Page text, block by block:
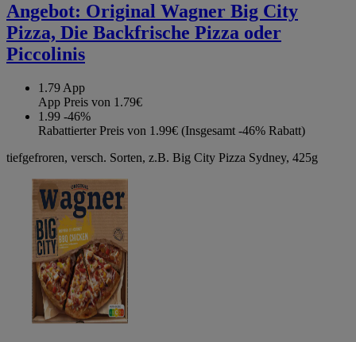
Angebot: Original Wagner Big City
Pizza, Die Backfrische Pizza oder
Piccolinis
1.79 App
App Preis von 1.79€
1.99 -46%
Rabattierter Preis von 1.99€ (Insgesamt -46% Rabatt)
tiefgefroren, versch. Sorten, z.B. Big City Pizza Sydney, 425g